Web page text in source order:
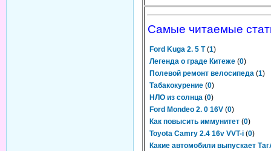
Самые читаемые
Ford Kuga 2. 5 T (1)
Легенда о граде Китеже (0)
Полевой ремонт велосипеда (1)
Табакокурение (0)
НЛО из солнца (0)
Ford Mondeo 2. 0 16V (0)
Как повысить иммунитет (0)
Toyota Camry 2.4 16v VVT-i (0)
Какие автомобили выпускает